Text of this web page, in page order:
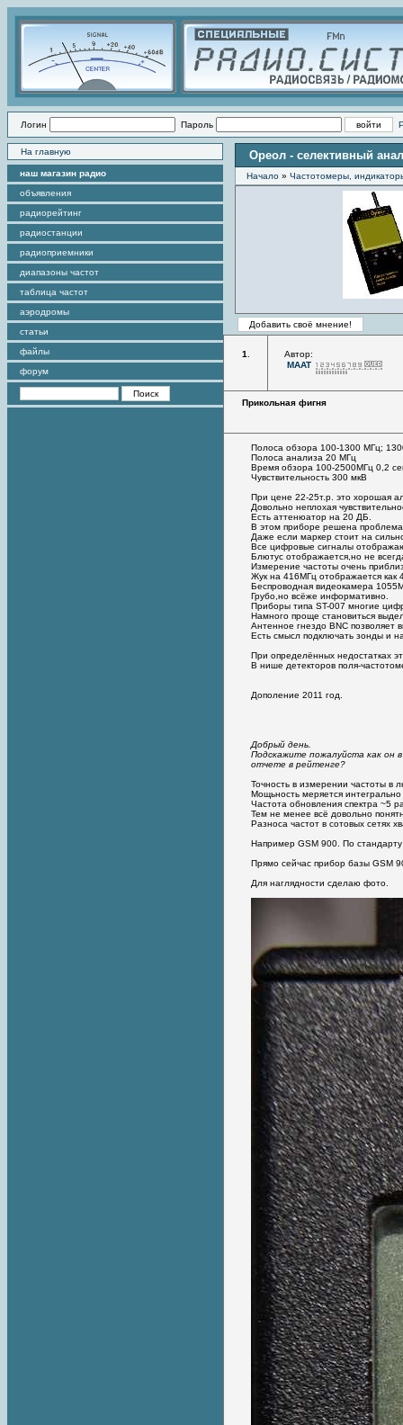
Логин Пароль
На главную
наш магазин радио
объявления
радиорейтинг
радиостанции
радиоприемники
диапазоны частот
таблица частот
аэродромы
статьи
файлы
форум
Ореол - селективный
Начало » Частотомеры,
1
Автор:
MAAT
Прикольная фигня
Полоса обзора 100-1300 МГц;
Полоса анализа 20 МГц
Время обзора 100-2500МГц 0,2
Чувствительность 300 мкВ
При цене 22-25т.р. это хорошая
Довольно неплохая
Есть аттенюатор на 20 ДБ.
В этом приборе решена проблема
Даже если маркер стоит на
Все цифровые сигналы
Блютус отображается,но не
Измерение частоты очень
Жук на 416МГц отображается как
Беспроводная видеокамера
Грубо,но всёже информативно.
Приборы типа ST-007 многие
Намного проще становиться
Антенное гнездо BNC позволяет
Есть смысл подключать зонды и
При определённых недостатках
В нише детекторов поля-
Дополение 2011 год.
Добрый день.
Подскажите пожалуйста как он
отчете в рейтенге?
Точность в измерении частоты в
Мощьность меряется
Частота обновления спектра ~5
Тем не менее всё довольно
Разноса частот в сотовых сетях
Например GSM 900. По
Прямо сейчас прибор базы GSM
Для наглядности сделаю фото.